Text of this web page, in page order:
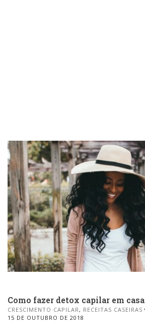
Como fazer detox capilar em casa
CRESCIMENTO CAPILAR , RECEITAS CASEIRAS
15 DE OUTUBRO DE 2018